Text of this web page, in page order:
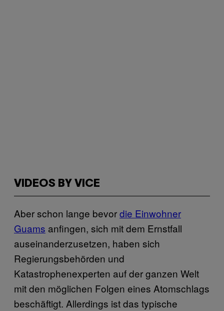
VIDEOS BY VICE
Aber schon lange bevordie Einwohner
Guams anfingen, sich mit dem Ernstfall
auseinanderzusetzen, haben sich
Regierungsbehörden und
Katastrophenexperten auf der ganzen Welt
mit den möglichen Folgen eines Atomschlags
beschäftigt. Allerdings ist das typische